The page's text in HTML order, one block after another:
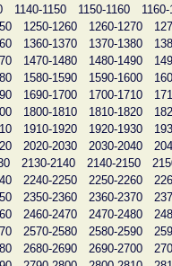
1140-1150 1150-1160
1250-1260 1260-1270
1360-1370 1370-1380
1470-1480 1480-1490
1580-1590 1590-1600
1690-1700 1700-1710
1800-1810 1810-1820
1910-1920 1920-1930
2020-2030 2030-2040
2130-2140 2140-2150
2240-2250 2250-2260
2350-2360 2360-2370
2460-2470 2470-2480
2570-2580 2580-2590
2680-2690 2690-2700